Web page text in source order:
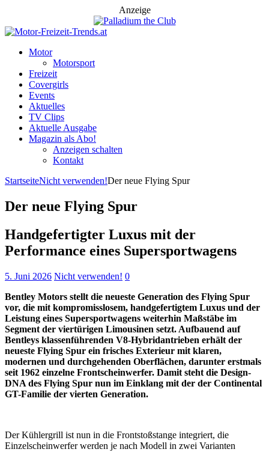
Anzeige
Motor
Motorsport
Freizeit
Covergirls
Events
Aktuelles
TV Clips
Aktuelle Ausgabe
Magazin als Abo!
Anzeigen schalten
Kontakt
StartseiteNicht verwenden!Der neue Flying Spur
Der neue Flying Spur
Handgefertigter Luxus mit der
Performance eines Supersportwagens
5. Juni 2026 Nicht verwenden! 0
Bentley Motors stellt die neueste Generation des Flying Spur
vor, die mit kompromisslosem, handgefertigtem Luxus und der
Leistung eines Supersportwagens weiterhin Maßstäbe im
Segment der viertürigen Limousinen setzt. Aufbauend auf
Bentleys klassenführenden V8-Hybridantrieben erhält der
neueste Flying Spur ein frisches Exterieur mit klaren,
modernen und durchgehenden Oberflächen, darunter erstmals
seit 1962 einzelne Frontscheinwerfer. Damit steht die Design-
DNA des Flying Spur nun im Einklang mit der der Continental
GT-Familie der vierten Generation.
Der Kühlergrill ist nun in die Frontstoßstange integriert, die
Einzelscheinwerfer werden je nach Modell in zwei Varianten